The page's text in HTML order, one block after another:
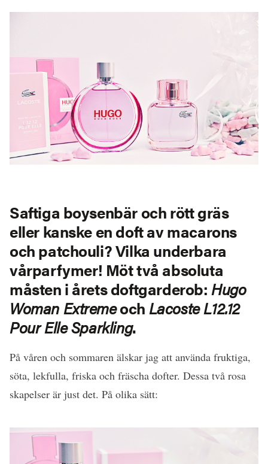
Saftiga boysenbär och rött gräs
eller kanske en doft av macarons
och patchouli? Vilka underbara
vårparfymer! Möt två absoluta
måsten i årets doftgarderob:Hugo
Woman ExtremeochLacoste L12.12
Pour Elle Sparkling.
På våren och sommaren älskar jag att använda fruktiga,
söta, lekfulla, friska och fräscha dofter. Dessa två rosa
skapelser är just det. På olika sätt: